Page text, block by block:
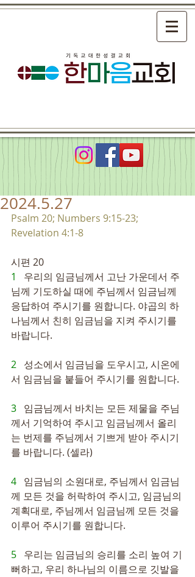
2024.5.27
Psalm 20; Numbers 9:15-23;
Revelation 4:1-8
시편 20
1 우리의 임금님께서 고난 가운데서 주
님께 기도하실 때에 주님께서 임금님께
응답하여 주시기를 원합니다. 야곱의 하
나님께서 친히 임금님을 지켜 주시기를
바랍니다.
2 성소에서 임금님을 도우시고, 시온에
서 임금님을 붙들어 주시기를 원합니다.
3 임금님께서 바치는 모든 제물을 주님
께서 기억하여 주시고 임금님께서 올리
는 번제를 주님께서 기쁘게 받아 주시기
를 바랍니다. (셀라)
4 임금님의 소원대로, 주님께서 임금님
께 모든 것을 허락하여 주시고, 임금님의
계획대로, 주님께서 임금님께 모든 것을
이루어 주시기를 원합니다.
5 우리는 임금님의 승리를 소리 높여 기
뻐하고, 우리 하나님의 이름으로 깃발을